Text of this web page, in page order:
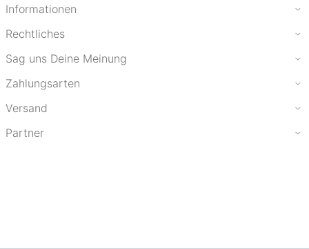
Informationen
Rechtliches
Sag uns Deine Meinung
Zahlungsarten
Versand
Partner